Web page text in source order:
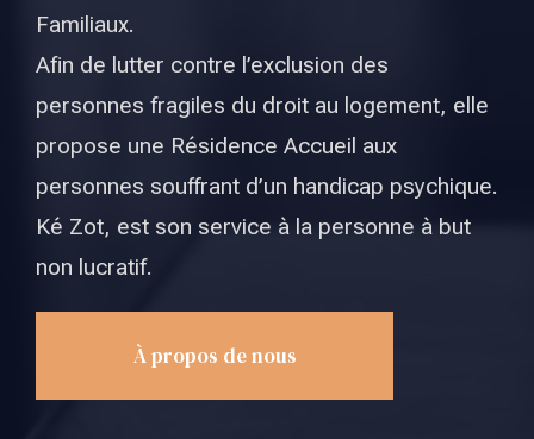
Familiaux.
Afin de lutter contre l’exclusion des
personnes fragiles du droit au logement, elle
propose une Résidence Accueil aux
personnes souffrant d’un handicap psychique.
Ké Zot, est son service à la personne à but
non lucratif.
À propos de nous